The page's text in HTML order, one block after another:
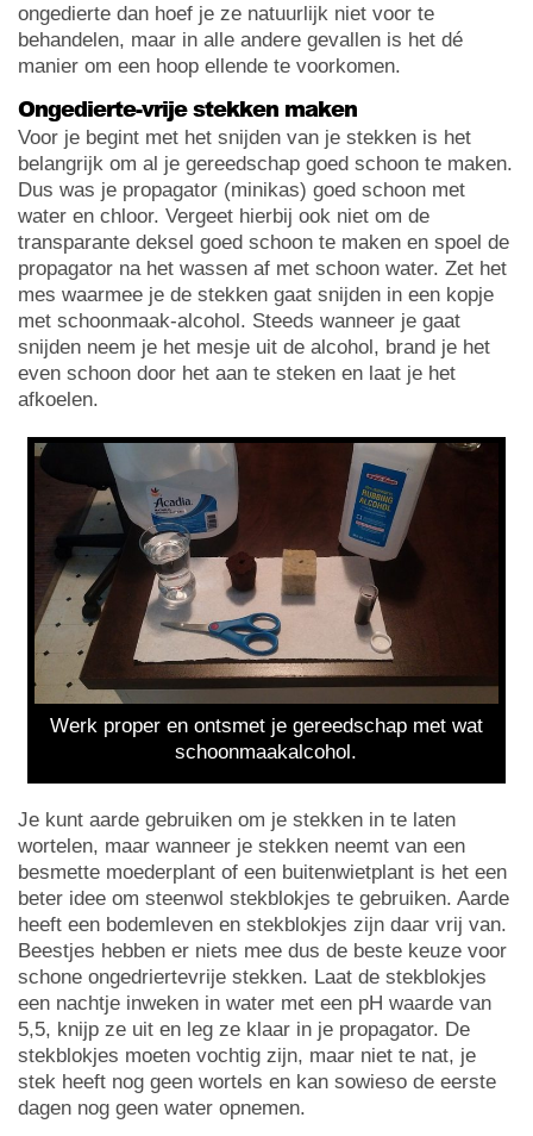
ongedierte dan hoef je ze natuurlijk niet voor te
behandelen, maar in alle andere gevallen is het dé
manier om een hoop ellende te voorkomen.
Ongedierte-vrije stekken maken
Voor je begint met het snijden van je stekken is het
belangrijk om al je gereedschap goed schoon te maken.
Dus was je propagator (minikas) goed schoon met
water en chloor. Vergeet hierbij ook niet om de
transparante deksel goed schoon te maken en spoel de
propagator na het wassen af met schoon water. Zet het
mes waarmee je de stekken gaat snijden in een kopje
met schoonmaak-alcohol. Steeds wanneer je gaat
snijden neem je het mesje uit de alcohol, brand je het
even schoon door het aan te steken en laat je het
afkoelen.
Werk proper en ontsmet je gereedschap met wat
schoonmaakalcohol.
Je kunt aarde gebruiken om je stekken in te laten
wortelen, maar wanneer je stekken neemt van een
besmette moederplant of een buitenwietplant is het een
beter idee om steenwol stekblokjes te gebruiken. Aarde
heeft een bodemleven en stekblokjes zijn daar vrij van.
Beestjes hebben er niets mee dus de beste keuze voor
schone ongedriertevrije stekken. Laat de stekblokjes
een nachtje inweken in water met een pH waarde van
5,5, knijp ze uit en leg ze klaar in je propagator. De
stekblokjes moeten vochtig zijn, maar niet te nat, je
stek heeft nog geen wortels en kan sowieso de eerste
dagen nog geen water opnemen.